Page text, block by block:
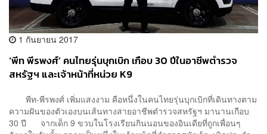
1 กันยายน 2017
‘พีท พีรพงศ์’ คนไทยรุ่นบุกเบิก เกือบ 30 ปีในอาชีพตำรวจ
สหรัฐฯ และเจ้าหน้าที่หน่วย K9
พีท-พีรพงศ์ เพิ่มแสงงาม คือหนึ่งในคนไทยรุ่นบุกเบิกที่เดินทางตาม
ความฝันของตัวเองบนเส้นทางสายอาชีพตำรวจสหรัฐฯ มานานเกือบ
30 ปี จากเด็ก 9 ขวบในโรงเรียนกินนอนของอินเดียที่ถูกเพื่อนๆ